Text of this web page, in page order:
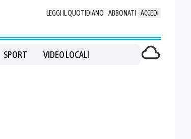
LEGGI IL QUOTIDIANO ABBONATI ACCEDI
SPORT VIDEO LOCALI